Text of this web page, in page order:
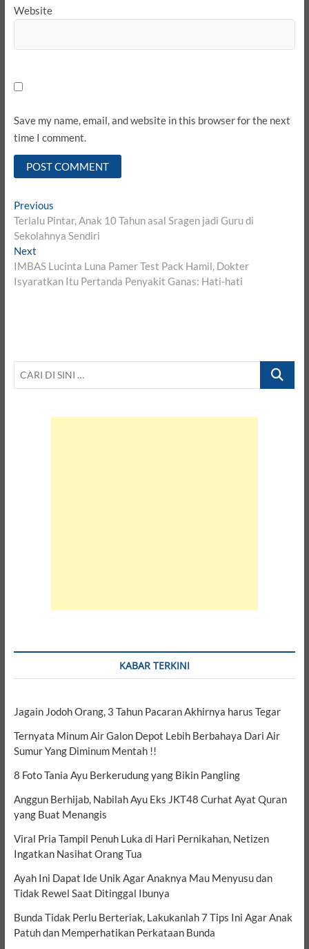
Website
Save my name, email, and website in this browser for the next
time I comment.
Post
navigation
PreviousPrevious
post:
Terlalu Pintar, Anak 10 Tahun asal Sragen jadi Guru di
Sekolahnya Sendiri
NextNext
post:
IMBAS Lucinta Luna Pamer Test Pack Hamil, Dokter
Isyaratkan Itu Pertanda Penyakit Ganas: Hati-hati
CARI
KABAR TERKINI
Jagain Jodoh Orang, 3 Tahun Pacaran Akhirnya harus Tegar
Ternyata Minum Air Galon Depot Lebih Berbahaya Dari Air
Sumur Yang Diminum Mentah !!
8 Foto Tania Ayu Berkerudung yang Bikin Pangling
Anggun Berhijab, Nabilah Ayu Eks JKT48 Curhat Ayat Quran
yang Buat Menangis
Viral Pria Tampil Penuh Luka di Hari Pernikahan, Netizen
Ingatkan Nasihat Orang Tua
Ayah Ini Dapat Ide Unik Agar Anaknya Mau Menyusu dan
Tidak Rewel Saat Ditinggal Ibunya
Bunda Tidak Perlu Berteriak, Lakukanlah 7 Tips Ini Agar Anak
Patuh dan Memperhatikan Perkataan Bunda